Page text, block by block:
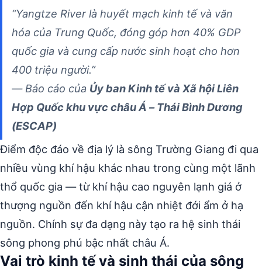
“Yangtze River là huyết mạch kinh tế và văn
hóa của Trung Quốc, đóng góp hơn 40% GDP
quốc gia và cung cấp nước sinh hoạt cho hơn
400 triệu người.”
— Báo cáo của Ủy ban Kinh tế và Xã hội Liên
Hợp Quốc khu vực châu Á – Thái Bình Dương
(ESCAP)
Điểm độc đáo về địa lý là sông Trường Giang đi qua
nhiều vùng khí hậu khác nhau trong cùng một lãnh
thổ quốc gia — từ khí hậu cao nguyên lạnh giá ở
thượng nguồn đến khí hậu cận nhiệt đới ẩm ở hạ
nguồn. Chính sự đa dạng này tạo ra hệ sinh thái
sông phong phú bậc nhất châu Á.
Vai trò kinh tế và sinh thái của sông